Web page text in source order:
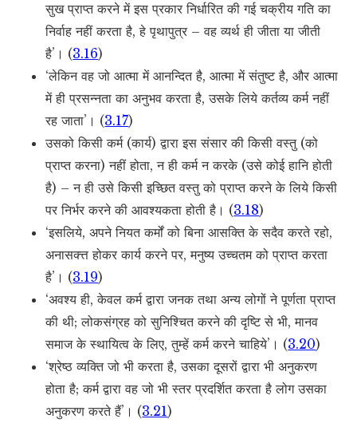
सुख प्राप्त करने में इस प्रकार निर्धारित की गई चक्रीय गति का
निर्वाह नहीं करता है, हे पृथापुत्र – वह व्यर्थ ही जीता या जीती
है’। (3.16)
‘लेकिन वह जो आत्मा में आनन्दित है, आत्मा में संतुष्ट है, और आत्मा
में ही प्रसन्नता का अनुभव करता है, उसके लिये कर्तव्य कर्म नहीं
रह जाता’। (3.17)
उसको किसी कर्म (कार्य) द्वारा इस संसार की किसी वस्तु (को
प्राप्त करना) नहीं होता, न ही कर्म न करके (उसे कोई हानि होती
है) – न ही उसे किसी इच्छित वस्तु को प्राप्त करने के लिये किसी
पर निर्भर करने की आवश्यकता होती है। (3.18)
‘इसलिये, अपने नियत कर्मों को बिना आसक्ति के सदैव करते रहो,
अनासक्त्त होकर कार्य करने पर, मनुष्य उच्चतम को प्राप्त करता
है’। (3.19)
‘अवश्य ही, केवल कर्म द्वारा जनक तथा अन्य लोगों ने पूर्णता प्राप्त
की थी; लोकसंग्रह को सुनिश्चित करने की दृष्टि से भी, मानव
समाज के स्थायित्व के लिए, तुम्हें कर्म करने चाहिये’। (3.20)
‘श्रेष्ठ व्यक्ति जो भी करता है, उसका दूसरों द्वारा भी अनुकरण
होता है; कर्म द्वारा वह जो भी स्तर प्रदर्शित करता है लोग उसका
अनुकरण करते हैं’। (3.21)